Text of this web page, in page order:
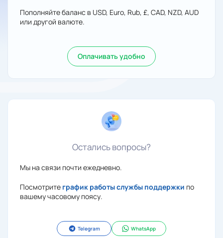
Пополняйте баланс в USD, Euro, Rub, £, CAD, NZD, AUD
или другой валюте.
Оплачивать удобно
Остались вопросы?
Мы на связи почти ежедневно.
Посмотрите график работы службы поддержки по
вашему часовому поясу.
Telegram WhatsApp